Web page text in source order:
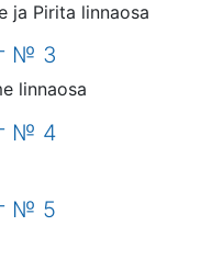
ja Pirita linnaosa
№ 3
linnaosa
№ 4
№ 5